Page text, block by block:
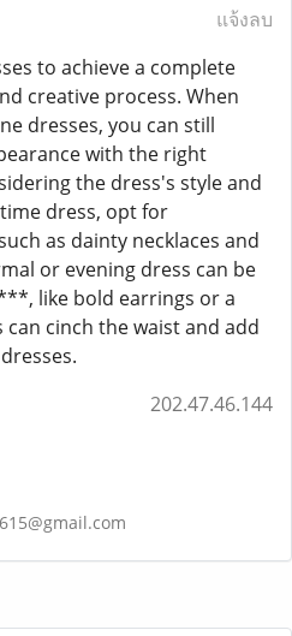
แจ้งลบ
to achieve a complete
creative process. When
dresses, you can still
with the right
the dress's style and
dress, opt for
as dainty necklaces and
or evening dress can be
like bold earrings or a
cinch the waist and add
202.47.46.144